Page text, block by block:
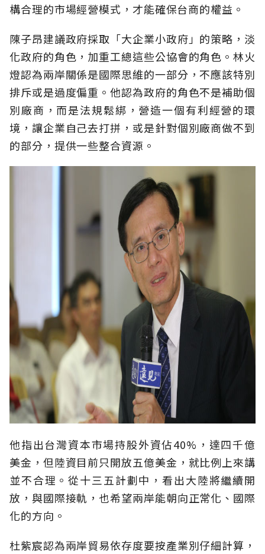
構合理的市場經營模式，才能確保台商的權益。
陳子昂建議政府採取「大企業小政府」的策略，淡
化政府的角色，加重工總這些公協會的角色。林火
燈認為兩岸關係是國際思維的一部分，不應該特別
排斥或是過度偏重。他認為政府的角色不是補助個
別廠商，而是法規鬆綁，營造一個有利經營的環
境，讓企業自己去打拼，或是針對個別廠商做不到
的部分，提供一些整合資源。
他指出台灣資本市場持股外資佔40%，達四千億
美金，但陸資目前只開放五億美金，就比例上來講
並不合理。從十三五計劃中，看出大陸將繼續開
放，與國際接軌，也希望兩岸能朝向正常化、國際
化的方向。
杜紫宸認為兩岸貿易依存度要按產業別仔細計算，